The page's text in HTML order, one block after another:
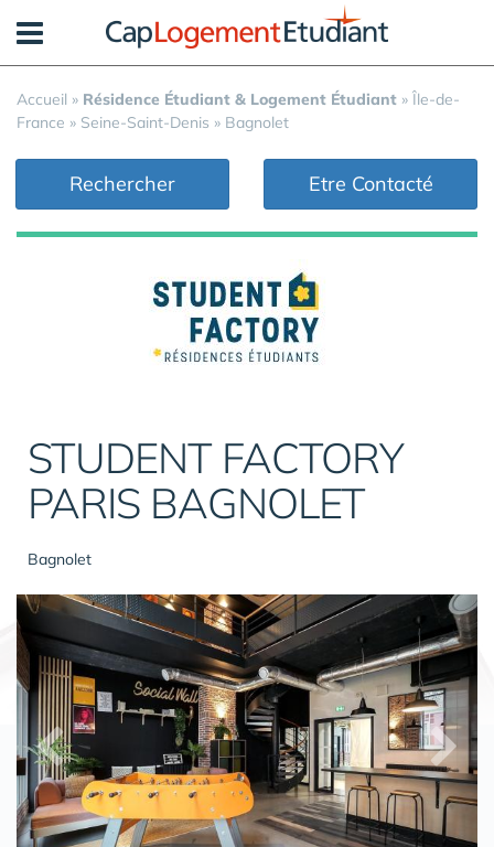
Accueil » Résidence Étudiant & Logement Étudiant » Île-de-
France » Seine-Saint-Denis » Bagnolet
Rechercher Etre Contacté
STUDENT FACTORY
PARIS BAGNOLET
Bagnolet